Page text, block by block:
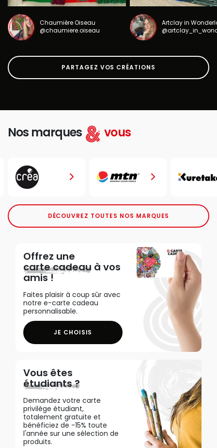
Chaumière Oiseau
@chaumiere.oiseau
Artclay in
PARTAGEZ VOS CRÉATIONS
Nos marques vous
DÉCOUVREZ TOUTES NOS MARQUES
Offrez une
carte cadeau à vos
amis !
Faites plaisir à coup sûr avec
notre e-carte cadeau
personnalisable.
JE CHOISIS
Vous êtes
étudiants ?
Demandez votre carte
privilège étudiant,
totalement gratuite et
bénéficiez de -15% toute
l'année sur une sélection de
produits.